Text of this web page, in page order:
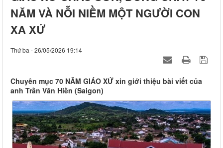
NĂM VÀ NỖI NIỀM MỘT NGƯỜI CON
XA XỨ
Thứ ba - 26/05/2026 19:14
Chuyên mục 70 NĂM GIÁO XỨ xin giới thiệu bài viết của
anh Trần Văn Hiền (Saigon)